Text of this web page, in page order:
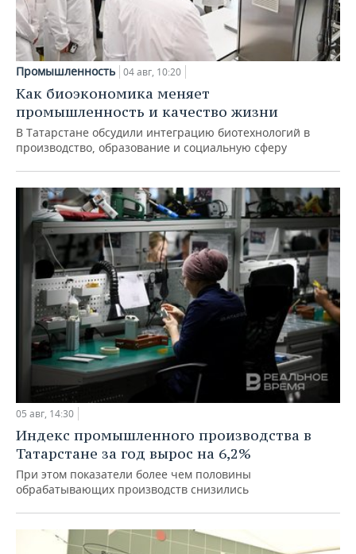
Промышленность 04 авг, 10:20
Как биоэкономика меняет
промышленность и качество жизни
В Татарстане обсудили интеграцию биотехнологий в
производство, образование и социальную сферу
05 авг, 14:30
Индекс промышленного производства в
Татарстане за год вырос на 6,2%
При этом показатели более чем половины
обрабатывающих производств снизились